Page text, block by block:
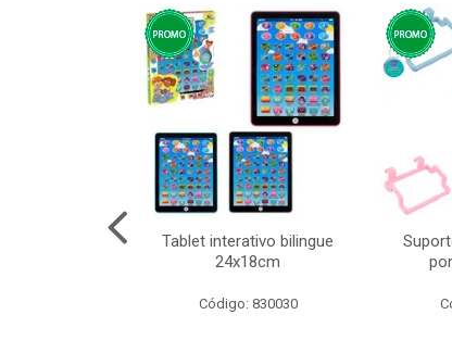
Tablet interativo bilingue
24x18cm
Código: 830030